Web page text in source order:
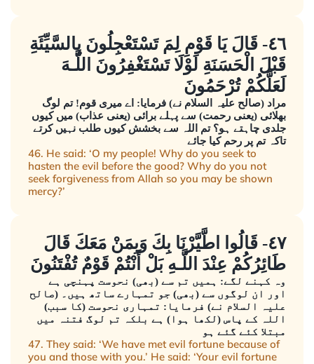
٤٦- قَالَ يَا قَوْمِ لِمَ تَسْتَعْجِلُونَ بِالسَّيِّئَةِ
قَبْلَ الْحَسَنَةِ لَوْلَا تَسْتَغْفِرُونَ اللَّـهَ
لَعَلَّكُمْ تُرْحَمُونَ
مراد (صالح علیہ السلام نے) فرمایا: اے میری قوم! تم لوگ
بھلائی (یعنی رحمت) سے پہلے برائی (یعنی عذاب) میں کیوں
جلدی چاہتے ہو؟ تم اللہ سے بخشش کیوں طلب نہیں کرتے
تاکہ تم پر رحم کیا جائے
46. He said: ‘O my people! Why do you seek to
hasten the evil before the good? Why do you not
seek forgiveness from Allah so you may be shown
mercy?’
٤٧- قَالُوا اطَّيَّرْنَا بِكَ وَبِمَنْ مَعَكَ قَالَ
طَائِرُكُمْ عِنْدَ اللَّـهِ بَلْ أَنْتُمْ قَوْمٌ تُفْتَنُونَ
وہ کہنے لگے: ہمیں تم سے (بھی) نحوست پہنچی ہے
اور ان لوگوں سے (بھی) جو تمہارے ساتھ ہیں۔ (صالح
علیہ السلام نے) فرمایا: تمہاری نحوست (کا سبب)
اللہ کے پاس (لکھا ہوا) ہے بلکہ تم لوگ فتنہ میں
مبتلا کئے گئے ہو
47. They said: ‘We have met evil fortune because of
you and those with you.’ He said: ‘Your evil fortune